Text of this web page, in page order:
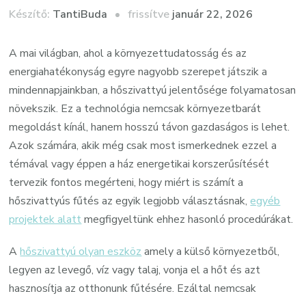
Készítő: TantiBuda frissítve január 22, 2026
A mai világban, ahol a környezettudatosság és az
energiahatékonyság egyre nagyobb szerepet játszik a
mindennapjainkban, a hőszivattyú jelentősége folyamatosan
növekszik. Ez a technológia nemcsak környezetbarát
megoldást kínál, hanem hosszú távon gazdaságos is lehet.
Azok számára, akik még csak most ismerkednek ezzel a
témával vagy éppen a ház energetikai korszerűsítését
tervezik fontos megérteni, hogy miért is számít a
hőszivattyús fűtés az egyik legjobb választásnak, egyéb
projektek alattmegfigyeltünk ehhez hasonló procedúrákat.
Ahőszivattyú olyan eszköz amely a külső környezetből,
legyen az levegő, víz vagy talaj, vonja el a hőt és azt
hasznosítja az otthonunk fűtésére. Ezáltal nemcsak